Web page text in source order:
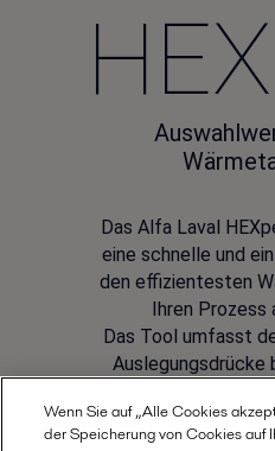
Das Alfa Laval
eine schnelle und
den effizientesten
Ihren Prozess
Das Tool umfasst
Auslegungsdrücke
Wenn Sie auf „Alle Cookies
der Speicherung von Cookies auf